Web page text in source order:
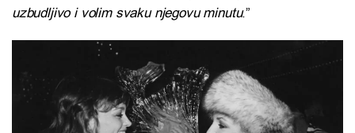
uzbudljivo i volim svaku njegovu minutu.”